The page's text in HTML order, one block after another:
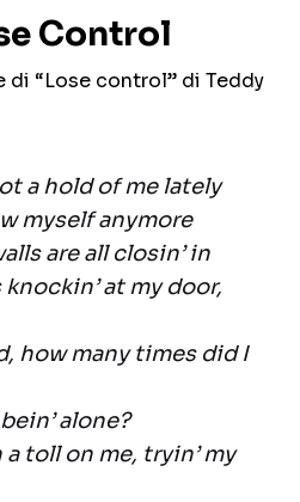
Control
“Lose control” di Teddy
a hold of me lately
myself anymore
are all closin’ in
at my door,
how many times did I
alone?
a toll on me, tryin’ my